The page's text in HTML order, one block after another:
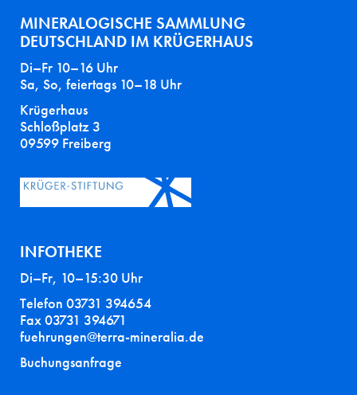
MINERALOGISCHE SAMMLUNG
DEUTSCHLAND IM KRÜGERHAUS
Di–Fr 10–16 Uhr
Sa, So, feiertags 10–18 Uhr
Krügerhaus
Schloßplatz 3
09599 Freiberg
INFOTHEKE
Di–Fr, 10–15:30 Uhr
Telefon 03731 394654
Fax 03731 394671
fuehrungen@terra-mineralia.de
Buchungsanfrage